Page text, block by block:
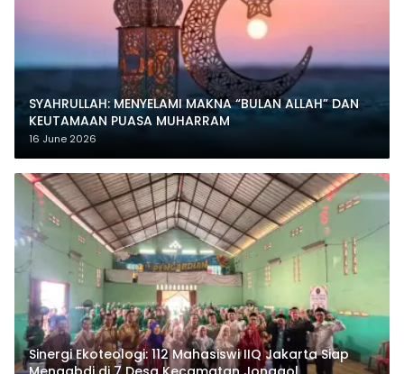
SYAHRULLAH: MENYELAMI MAKNA “BULAN ALLAH” DAN
KEUTAMAAN PUASA MUHARRAM
16 June 2026
‎Sinergi Ekoteologi: 112 Mahasiswi IIQ Jakarta Siap